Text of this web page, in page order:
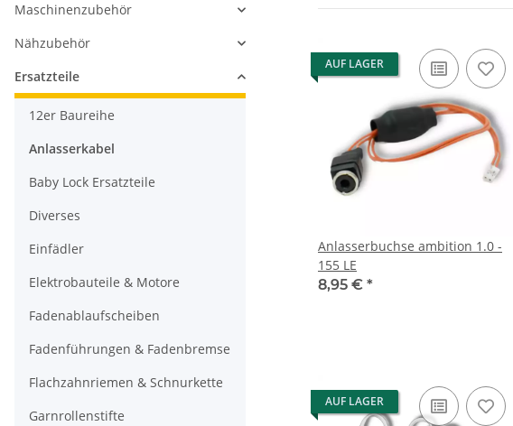
AUF LAGER
Anlasserbuchse ambition 1.0 -
155 LE
8,95 € *
AUF LAGER
Maschinenzubehör
Nähzubehör
Ersatzteile
12er Baureihe
Anlasserkabel
Baby Lock Ersatzteile
Diverses
Einfädler
Elektrobauteile & Motore
Fadenablaufscheiben
Fadenführungen & Fadenbremse
Flachzahnriemen & Schnurkette
Garnrollenstifte